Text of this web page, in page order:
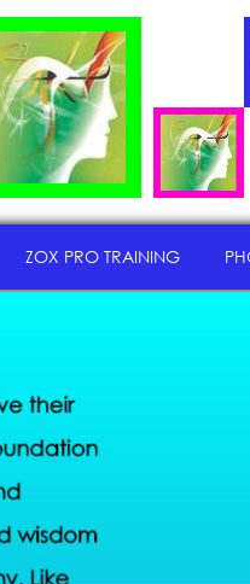
ZOX PRO TRAINING